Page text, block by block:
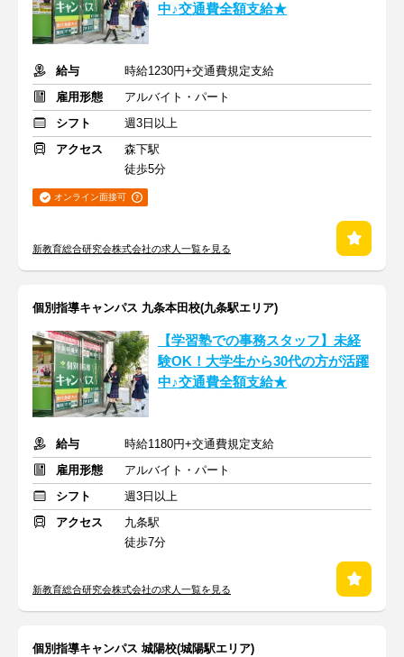
中♪交通費全額支給★
給与
時給1230円+交通費規定支給
雇用形態
アルバイト・パート
シフト
週3日以上
アクセス
森下駅
徒歩5分
オンライン面接可
新教育総合研究会株式会社の求人一覧を見る
個別指導キャンパス 九条本田校(九条駅エリア)
【学習塾での事務スタッフ】未経
験OK！大学生から30代の方が活躍
中♪交通費全額支給★
給与
時給1180円+交通費規定支給
雇用形態
アルバイト・パート
シフト
週3日以上
アクセス
九条駅
徒歩7分
新教育総合研究会株式会社の求人一覧を見る
個別指導キャンパス 城陽校(城陽駅エリア)